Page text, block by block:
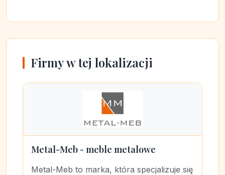
Firmy w tej lokalizacji
Metal-Meb - meble metalowe
Metal-Meb to marka, która specjalizuje się